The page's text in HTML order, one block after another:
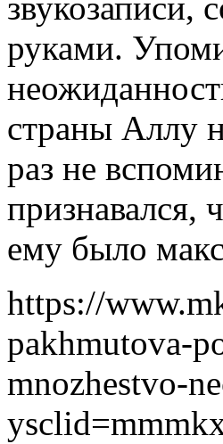
звукозаписи,
руками.
страны Аллу
раз не
признавался,
ему было
https://
pakhmutova-
mnozhestvo-